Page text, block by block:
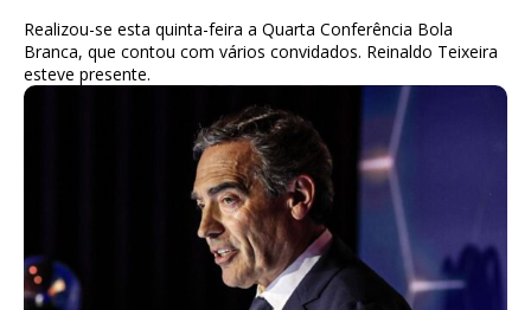
Realizou-se esta quinta-feira a Quarta Conferência Bola
Branca, que contou com vários convidados. Reinaldo Teixeira
esteve presente.